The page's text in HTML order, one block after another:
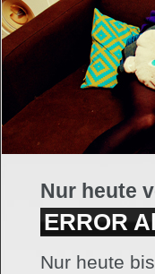
Nur heute
ERROR
Nur heute